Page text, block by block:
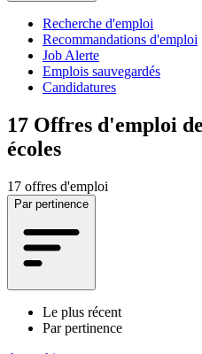
Recherche d'emploi
Recommandations d'emploi
Job Alerte
Emplois sauvegardés
Candidatures
17 Offres d'emploi
écoles
17 offres d'emploi
Par pertinence
Le plus récent
Par pertinence